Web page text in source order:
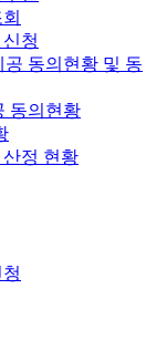
청
동의현황 및 동
동의현황
정 현황